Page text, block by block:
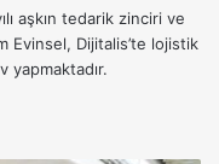
mesnet noktasını
hesabıdır.
aşkın tedarik zinciri ve
Evinsel, Dijitalis’te lojistik
yapmaktadır.